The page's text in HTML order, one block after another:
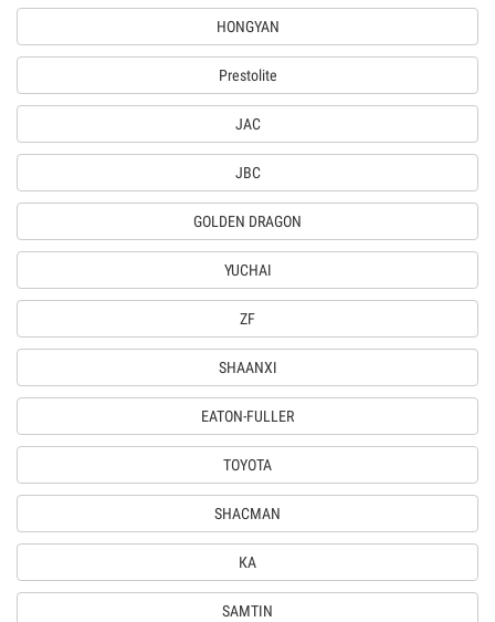
HONGYAN
Prestolite
JAC
JBC
GOLDEN DRAGON
YUCHAI
ZF
SHAANXI
EATON-FULLER
TOYOTA
SHACMAN
КА
SAMTIN